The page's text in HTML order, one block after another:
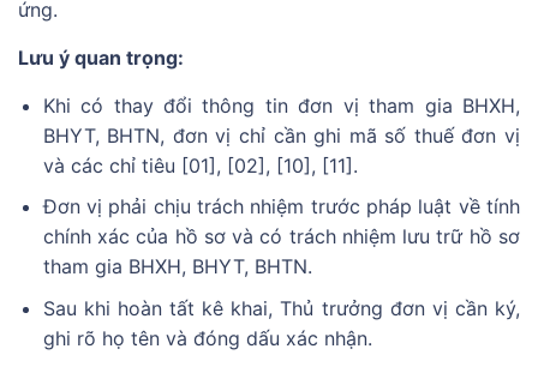
ứng.
Lưu ý quan trọng:
Khi có thay đổi thông tin đơn vị tham gia BHXH,
BHYT, BHTN, đơn vị chỉ cần ghi mã số thuế đơn vị
và các chỉ tiêu [01], [02], [10], [11].
Đơn vị phải chịu trách nhiệm trước pháp luật về tính
chính xác của hồ sơ và có trách nhiệm lưu trữ hồ sơ
tham gia BHXH, BHYT, BHTN.
Sau khi hoàn tất kê khai, Thủ trưởng đơn vị cần ký,
ghi rõ họ tên và đóng dấu xác nhận.